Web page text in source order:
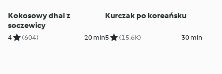
Kokosowy dhal z
soczewicy
4 (604) 20 min
Kurczak po koreańsku
5 (15.6K) 30 min